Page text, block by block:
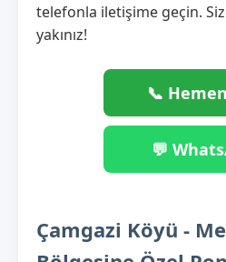
telefonla iletişime geçin.
yakınız!
📞
💬
Çamgazi Köyü -